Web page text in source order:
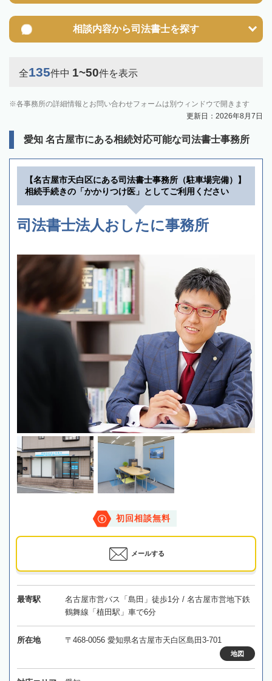
相談内容から司法書士を探す
全135件中 1~50件を表示
各事務所の詳細情報とお問い合わせフォームは別ウィンドウで開きます
更新日：2026年8月7日
愛知 名古屋市にある相続対応可能な司法書士事務所
【名古屋市天白区にある司法書士事務所（駐車場完備）】
相続手続きの「かかりつけ医」としてご利用ください
司法書士法人おしたに事務所
初回相談無料
メールする
最寄駅
名古屋市営バス「島田」徒歩1分 / 名古屋市営地下鉄
鶴舞線「植田駅」車で6分
所在地 〒468-0056 愛知県名古屋市天白区島田3-701
地図